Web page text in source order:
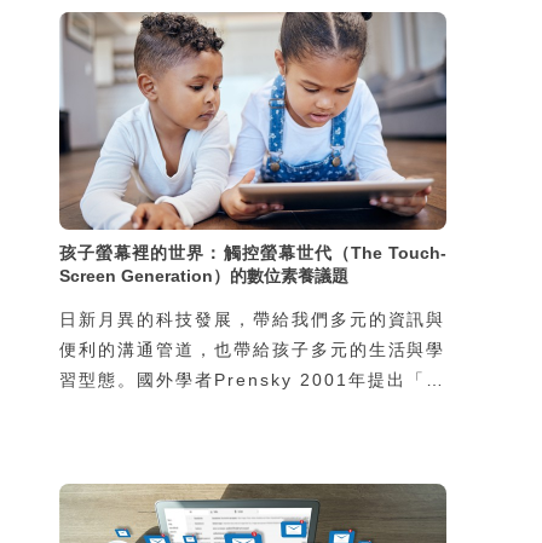
孩子螢幕裡的世界：觸控螢幕世代（The Touch-
Screen Generation）的數位素養議題
日新月異的科技發展，帶給我們多元的資訊與
便利的溝通管道，也帶給孩子多元的生活與學
習型態。國外學者Prensky 2001年提出「數
習慣也熟悉各式科技的使用。而養育數位原住
民的父母或教育人員，則稱作「數位移民」